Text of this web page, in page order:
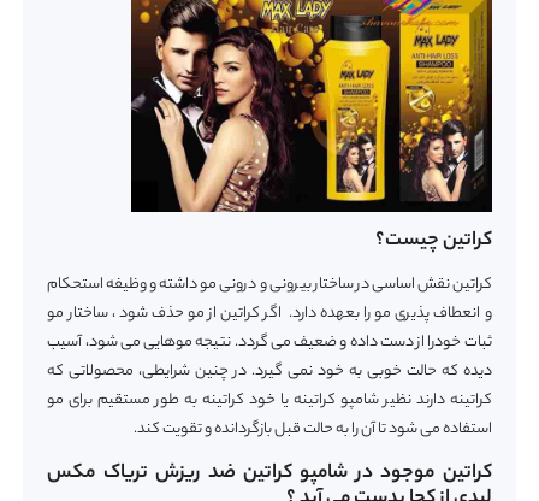
کراتین چیست؟
کراتین نقش اساسی در ساختار بیرونی و درونی مو داشته و وظیفه استحکام
و انعطاف پذیری مو را بعهده دارد. اگر کراتین از مو حذف شود ، ساختار مو
ثبات خودرا از دست داده و ضعیف می گردد. نتیجه موهایی می شود، آسیب
دیده که حالت خوبی به خود نمی گیرد. در چنین شرایطی، محصولاتی که
کراتینه دارند نظیر شامپو کراتینه یا خود کراتینه به طور مستقیم برای مو
استفاده می شود تا آن را به حالت قبل بازگردانده و تقویت کند.
کراتین موجود در شامپو کراتین ضد ریزش تریاک مکس